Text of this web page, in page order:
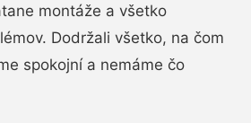
montáže a všetko
Dodržali všetko, na čom
spokojní a nemáme čo